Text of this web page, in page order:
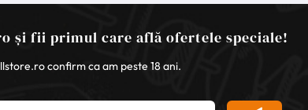
și fii primul care află ofertele speciale!
confirm ca am peste 18 ani.